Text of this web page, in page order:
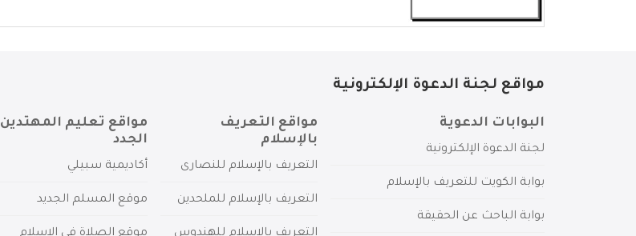
مواقع لجنة الدعوة الإلكترونية
البوابات الدعوية
لجنة الدعوة الإلكترونية
بوابة الكويت للتعريف بالإسلام
بوابة الباحث عن الحقيقة
مواقع التعريف
بالإسلام
التعريف بالإسلام للنصارى
التعريف بالإسلام للملحدين
مواقع تعليم المهتدين
الجدد
أكاديمية سبيلي
موقع المسلم الجديد